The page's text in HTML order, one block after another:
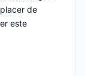
de
este